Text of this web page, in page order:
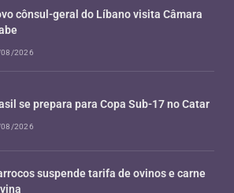
cônsul-geral do Líbano visita Câmara
2026
se prepara para Copa Sub-17 no Catar
2026
suspende tarifa de ovinos e carne